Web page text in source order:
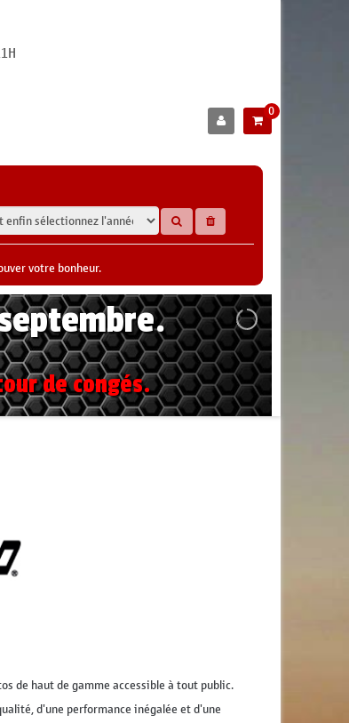
0
votre bonheur.
de congés.
de haut de gamme accessible à tout public.
d'une performance inégalée et d'une